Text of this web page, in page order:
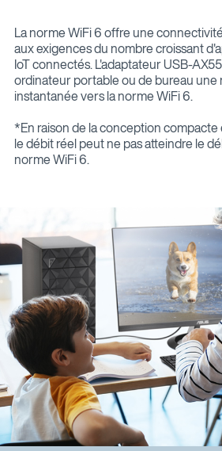
La norme WiFi 6 offre une
aux exigences du nombre croissant
IoT connectés. L'adaptateur USB-
ordinateur portable ou de bureau une
instantanée vers la norme WiFi 6.
*En raison de la conception compacte
le débit réel peut ne pas atteindre le
norme WiFi 6.